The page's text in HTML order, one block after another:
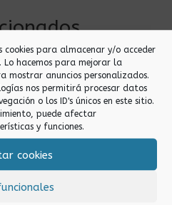
para almacenar y/o acceder
hacemos para mejorar la
mostrar anuncios personalizados.
nos permitirá procesar datos
o los ID's únicos en este sitio.
puede afectar
y funciones.
cookies
Tiradores
32MM TIRADOR